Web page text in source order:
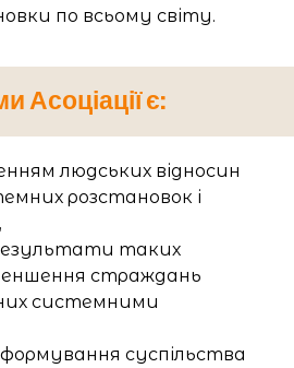
по всьому світу.
Асоціації є:
людських відносин
розстановок і
таких
страждань
системними
суспільства